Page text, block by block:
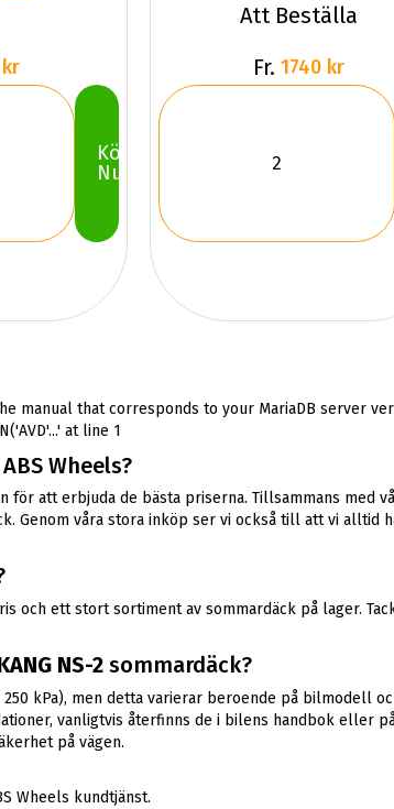
Köp
Nu
Att Beställa
Fr. 1740 kr
manual that corresponds to your MariaDB server
at line 1
Wheels?
att erbjuda de bästa priserna. Tillsammans med
Genom våra stora inköp ser vi också till att vi alltid
och ett stort sortiment av sommardäck på lager.
NS-2sommardäck?
kPa), men detta varierar beroende på bilmodell
vanligtvis återfinns de i bilens handbok eller
på vägen.
Wheels kundtjänst.